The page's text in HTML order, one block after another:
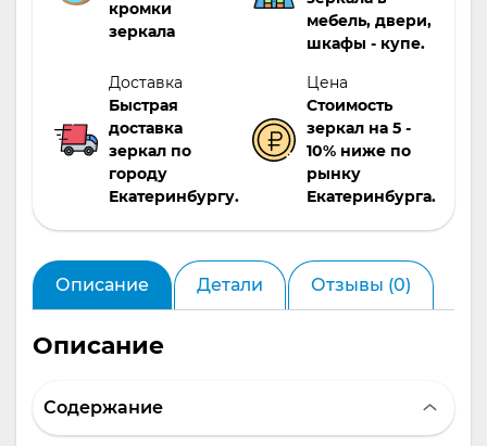
еще уютнее!
кромки
зеркала
мебель, двери,
шкафы - купе.
Доставка
Быстрая
доставка
зеркал по
городу
Екатеринбургу.
Цена
Стоимость
зеркал на 5 -
10% ниже по
рынку
Екатеринбурга.
Описание Детали Отзывы (0)
Описание
Содержание